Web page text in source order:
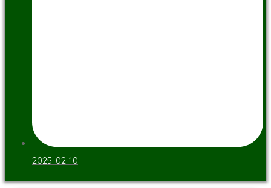
2025-02-10